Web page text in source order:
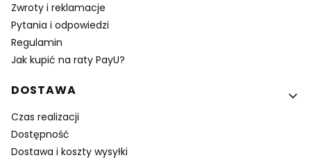
Zwroty i reklamacje
Pytania i odpowiedzi
Regulamin
Jak kupić na raty PayU?
DOSTAWA
Czas realizacji
Dostępność
Dostawa i koszty wysyłki